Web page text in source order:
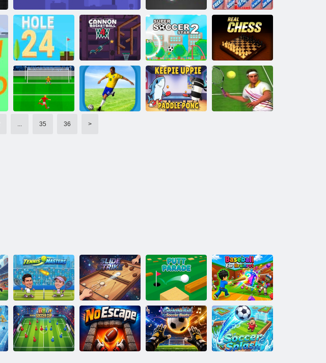
Orașul Dunk
Fotografii de
tap-tap 2
Coș SLAM
DUNK 2
Gaura 24
Baschet Cannon
4
Super Soccer
Star 2
Șah adevărat
... 35 36 >
Tenis Masters Slide Strike Putt Parade
Baseball pentru
Brainrot